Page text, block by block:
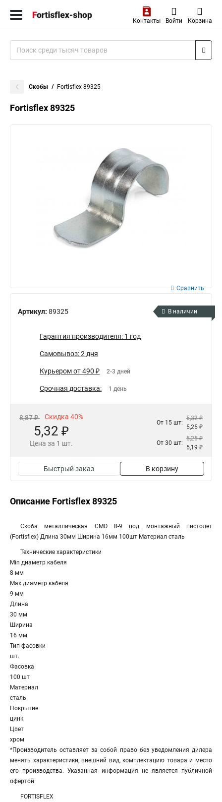
Контакты Войти Корзина
Скобы Fortisflex 89325
Fortisflex 89325
Артикул: 89325
Сравнить
В наличии
Гарантия производителя: 1 год
Самовывоз: 2 дня
Курьером от 490 ₽ 2-3 дней
Срочная доставка: 1 день
8,87 ₽ Скидка 40%
5,32 ₽
Цена за 1 шт.
От 15 шт:
5,32 ₽
5,25 ₽
От 30 шт:
5,25 ₽
5,19 ₽
Быстрый заказ В корзину
Описание Fortisflex 89325
Скоба металлическая СМО 8-9 под монтажный пистолет
(Fortisflex) Длина 30мм Ширина 16мм 100шт Материал сталь
Технические характеристики
Min диаметр кабеля
8 мм
Max диаметр кабеля
9 мм
Длина
30 мм
Ширина
16 мм
Тип фасовки
шт.
Фасовка
100 шт
Материал
сталь
Покрытие
цинк
Цвет
хром
*Производитель оставляет за собой право без уведомления дилера
менять характеристики, внешний вид, комплектацию товара и место
его производства. Указанная информация не является публичной
офертой
FORTISFLEX